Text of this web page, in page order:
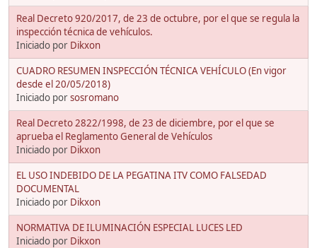
Real Decreto 920/2017, de 23 de octubre, por el que se regula la
inspección técnica de vehículos.
Iniciado por Dikxon
CUADRO RESUMEN INSPECCIÓN TÉCNICA VEHÍCULO (En vigor
desde el 20/05/2018)
Iniciado porsosromano
Real Decreto 2822/1998, de 23 de diciembre, por el que se
aprueba el Reglamento General de Vehículos
Iniciado por Dikxon
EL USO INDEBIDO DE LA PEGATINA ITV COMO FALSEDAD
DOCUMENTAL
Iniciado por Dikxon
NORMATIVA DE ILUMINACIÓN ESPECIAL LUCES LED
Iniciado por Dikxon